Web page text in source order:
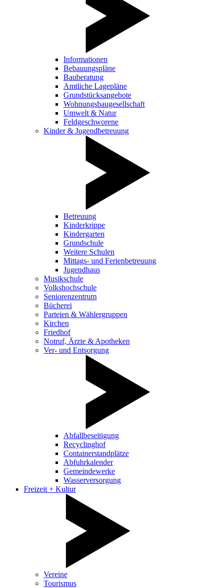
Informationen
Bebauungspläne
Bauberatung
Amtliche Lagepläne
Grundstücksangebote
Wohnungsbaugesellschaft
Umwelt & Natur
Feldgeschworene
Kinder & Jugendbetreuung
Betreuung
Kinderkrippe
Kindergarten
Grundschule
Weitere Schulen
Mittags- und Ferienbetreuung
Jugendhaus
Musikschule
Volkshochschule
Seniorenzentrum
Bücherei
Parteien & Wählergruppen
Kirchen
Friedhof
Notruf, Ärzte & Apotheken
Ver- und Entsorgung
Abfallbeseitigung
Recyclinghof
Containerstandplätze
Abfuhrkalender
Gemeindewerke
Wasserversorgung
Freizeit + Kultur
Vereine
Tourismus